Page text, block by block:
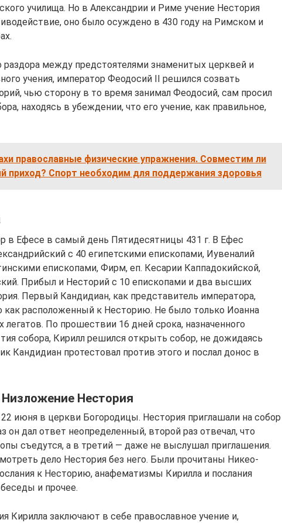
училища. Но в Александрии и Риме учение Нестория
оно было осуждено в 430 году на Римском и
раздора между предстоятелями знаменитых церквей и
учения, император Феодосий II решился созвать
чью сторону в то время занимал Феодосий, сам просил
находясь в убеждении, что его учение, как правильное,
православные физические упражнения. Совместим ли
приход? Спорт необходим для поддержания здоровья
в Ефесе в самый день Пятидесятницы 431 г. В Ефес
с 40 египетскими епископами, Иувеналий
епископами, Фирм, еп. Кесарии Каппадокийской,
Прибыл и Несторий с 10 епископами и два высших
Первый Кандидиан, как представитель императора,
как расположенный к Несторию. Не было только Иоанна
легатов. По прошествии 16 дней срока, назначенного
собора, Кирилл решился открыть собор, не дожидаясь
Кандидиан протестовал против этого и послал донос в
Нестория
июня в церкви Богородицы. Нестория приглашали на собор
он дал ответ неопределенный, второй раз отвечал, что
съедутся, а в третий — даже не выслушал приглашения.
дело Нестория без него. Были прочитаны Никео-
к Несторию, анафематизмы Кирилла и послания
и прочее.
Кирилла заключают в себе православное учение и,